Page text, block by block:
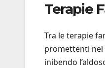
Terapie
Tra le terapie
promettenti nel
inibendo